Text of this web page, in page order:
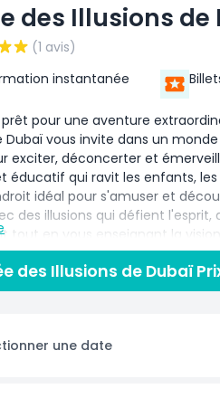
des Illusions de
(1 avis)
instantanée
pour une aventure
Dubaï vous invite dans un
exciter, déconcerter et
éducatif qui ravit les enfants,
idéal pour s'amuser et
des illusions qui défient
tout en vous enseignant la
le premier du genre aux
qu'il reste immobile sous vos
la gravité avec des
d'optique qui révèlent combien il
des casse-têtes et des jeux
des Illusions de Dubaï
une date